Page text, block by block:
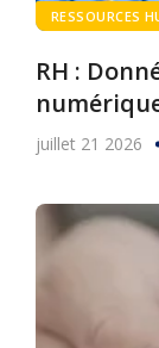
RESSOURCES
RH :
juillet 21 2026